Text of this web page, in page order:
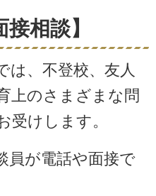
接相談】
は、不登校、友人
上のさまざまな問
受けします。
員が電話や面接で